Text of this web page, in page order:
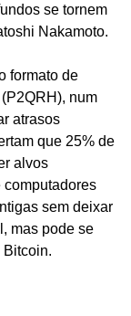
se tornem
Nakamoto.
formato de
num
atrasos
que 25% de
alvos
computadores
sem deixar
mas pode se
Bitcoin.